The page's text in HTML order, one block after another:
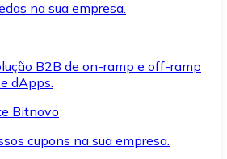
na sua empresa.
B2B de on-ramp e off-ramp
dApps.
Bitnovo
cupons na sua empresa.